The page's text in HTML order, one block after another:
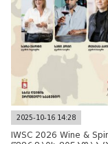
2025-10-16 14:28
IWSC 2026 Wine &